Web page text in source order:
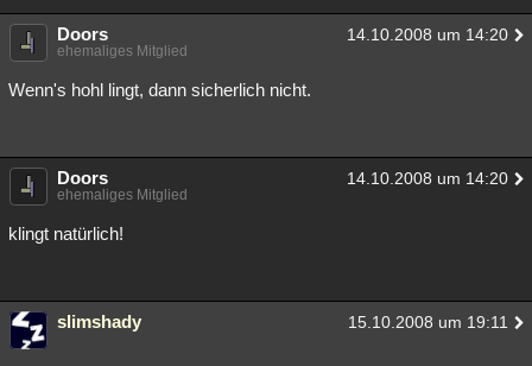
Doors 14.10.2008 um 14:20
ehemaliges Mitglied
Wenn's hohl lingt, dann sicherlich nicht.
Doors 14.10.2008 um 14:20
ehemaliges Mitglied
klingt natürlich!
slimshady 15.10.2008 um 19:11